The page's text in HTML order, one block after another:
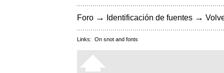
Foro → Identificación de fuentes →
Links: On snot and fonts